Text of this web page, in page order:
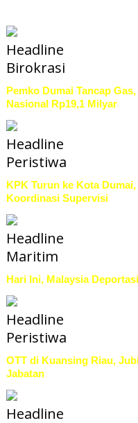
Headline
Birokrasi
Pemko Dumai Tancap
Nasional Rp19,1 Milyar
Headline
Peristiwa
KPK Turun ke Kota
Koordinasi Supervisi
Headline
Maritim
Hari Ini, Malaysia
Headline
Peristiwa
OTT di Kuansing Riau,
Jabatan
Headline